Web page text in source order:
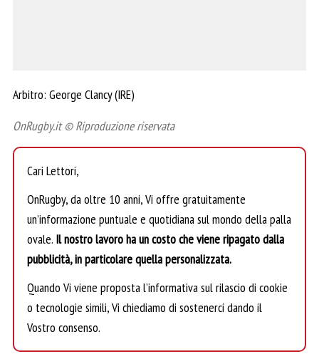
Arbitro: George Clancy (IRE)
OnRugby.it © Riproduzione riservata
Cari Lettori,
OnRugby, da oltre 10 anni, Vi offre gratuitamente
un’informazione puntuale e quotidiana sul mondo della palla
ovale. Il nostro lavoro ha un costo che viene ripagato dalla
pubblicità, in particolare quella personalizzata.
Quando Vi viene proposta l’informativa sul rilascio di cookie
o tecnologie simili, Vi chiediamo di sostenerci dando il
Vostro consenso.